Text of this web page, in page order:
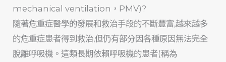
mechanical ventilation，PMV)?
隨著危重症醫學的發展和救治手段的不斷豐富,越來越多
的危重症患者得到救治,但仍有部分因各種原因無法完全
脫離呼吸機。這類長期依賴呼吸機的患者(稱為